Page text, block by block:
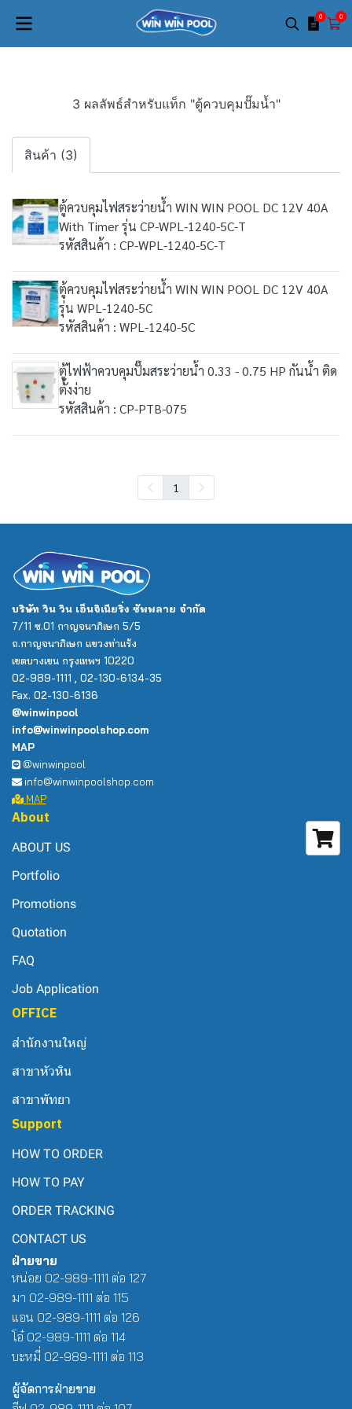
0 0
3 ผลลัพธ์สำหรับแท็ก "ตู้ควบคุมปั๊มน้ำ"
สินค้า (3)
ตู้ควบคุมไฟสระว่ายน้ำ WIN WIN POOL DC 12V 40A
With Timer รุ่น CP-WPL-1240-5C-T
รหัสสินค้า : CP-WPL-1240-5C-T
ตู้ควบคุมไฟสระว่ายน้ำ WIN WIN POOL DC 12V 40A
รุ่น WPL-1240-5C
รหัสสินค้า : WPL-1240-5C
ตู้ไฟฟ้าควบคุมปั๊มสระว่ายน้ำ 0.33 - 0.75 HP กันน้ำ ติด
ตั้งง่าย
รหัสสินค้า : CP-PTB-075
1
บริษัท วิน วิน เอ็นจิเนียริ่ง ซัพพลาย จำกัด
7/11 ซ.01 กาญจนาภิเษก 5/5
ถ.กาญจนาภิเษก แขวงท่าแร้ง
เขตบางเขน กรุงเทพฯ 10220
02-989-1111 , 02-130-6134-35
Fax. 02-130-6136
@winwinpool
info@winwinpoolshop.com
MAP
@winwinpool
info@winwinpoolshop.com
MAP
About
ABOUT US
Portfolio
Promotions
Quotation
FAQ
Job Application
OFFICE
สำนักงานใหญ่
สาขาหัวหิน
สาขาพัทยา
Support
HOW TO ORDER
HOW TO PAY
ORDER TRACKING
CONTACT US
ฝ่ายขาย
หน่อย 02-989-1111 ต่อ 127
มา 02-989-1111 ต่อ 115
แอน 02-989-1111 ต่อ 126
โอ๋ 02-989-1111 ต่อ 114
บะหมี่ 02-989-1111 ต่อ 113
ผู้จัดการฝ่ายขาย